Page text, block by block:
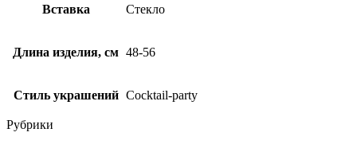
Вставка Стекло
Длина изделия, см 48-56
Стиль украшений Cocktail-party
Рубрики